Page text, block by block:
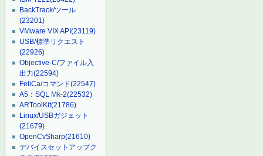
BackTrack/ツール
(23201)
VMware VIX API(23119)
USB/標準リクエスト
(22926)
Objective-C/ファイル入
出力(22594)
FeliCa/コマンド(22547)
A5：SQL Mk-2(22532)
ARToolKit(21786)
Linux/USBガジェット
(21679)
OpenCvSharp(21610)
デバイスセットアップク